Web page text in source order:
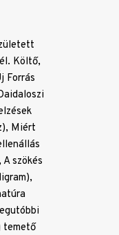
Költő,
Forrás
Miért
szökés
temető